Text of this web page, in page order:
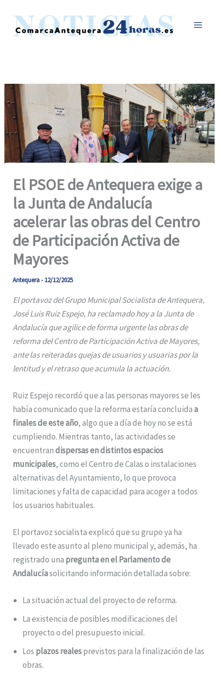
contenido
El PSOE de Antequera exige a
la Junta de Andalucía
acelerar las obras del Centro
de Participación Activa de
Mayores
Antequera- 12/12/2025
El portavoz del Grupo Municipal Socialista de Antequera,
José Luis Ruiz Espejo, ha reclamado hoy a la Junta de
Andalucía que agilice de forma urgente las obras de
reforma del Centro de Participación Activa de Mayores,
ante las reiteradas quejas de usuarios y usuarias por la
lentitud y el retraso que acumula la actuación.
Ruiz Espejo recordó que a las personas mayores se les
había comunicado que la reforma estaría concluidaa
finales de este año, algo que a día de hoy no se está
cumpliendo. Mientras tanto, las actividades se
encuentrandispersas en distintos espacios
municipales, como el Centro de Calas o instalaciones
alternativas del Ayuntamiento, lo que provoca
limitaciones y falta de capacidad para acoger a todos
los usuarios habituales.
El portavoz socialista explicó que su grupo ya ha
llevado este asunto al pleno municipal y, además, ha
registrado una pregunta en el Parlamento de
Andalucíasolicitando información detallada sobre:
La situación actual del proyecto de reforma.
La existencia de posibles modificaciones del
proyecto o del presupuesto inicial.
Los plazos realesprevistos para la finalización de las
obras.